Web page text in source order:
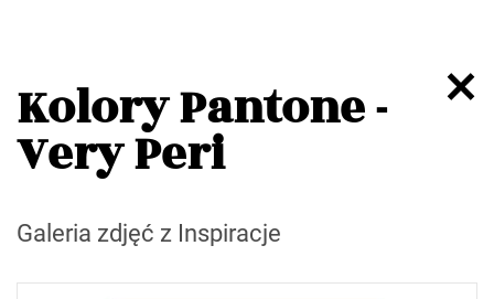
Kolory Pantone -
Very Peri
Galeria zdjęć z Inspiracje